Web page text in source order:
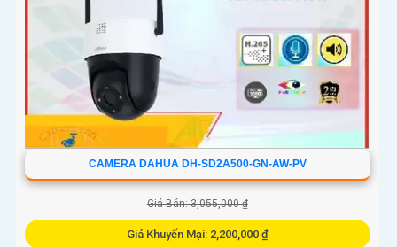
CAMERA DAHUA DH-SD2A500-GN-AW-PV
Giá Bán: 3,055,000 ₫
Giá Khuyến Mại: 2,200,000 ₫